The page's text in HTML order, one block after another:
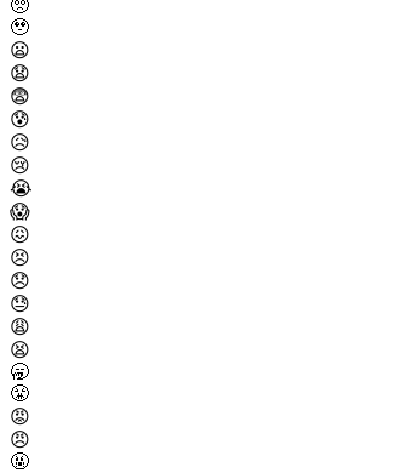
🥺
🥹
😦
😧
😨
😰
😥
😢
😭
😱
😖
😣
😞
😓
😩
😫
🥱
😤
😡
😠
🤬